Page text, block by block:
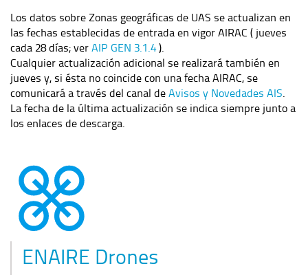
Los datos sobre Zonas geográficas de UAS se actualizan en
las fechas establecidas de entrada en vigor AIRAC ( jueves
cada 28 días; verAIP GEN 3.1.4).
Cualquier actualización adicional se realizará también en
jueves y, si ésta no coincide con una fecha AIRAC, se
comunicará a través del canal deAvisos y Novedades AIS.
La fecha de la última actualización se indica siempre junto a
los enlaces de descarga.
ENAIRE Drones